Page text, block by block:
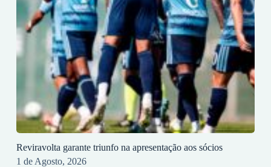
Reviravolta garante triunfo na apresentação aos sócios
1 de Agosto, 2026